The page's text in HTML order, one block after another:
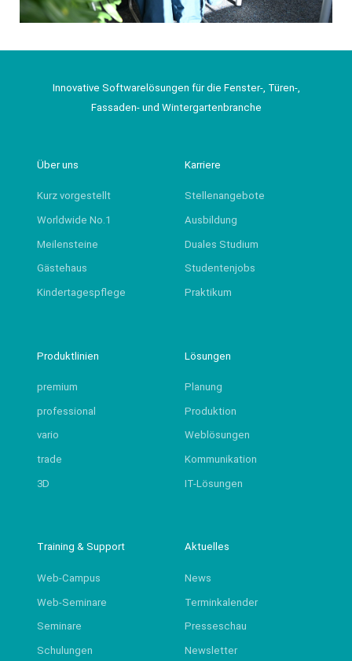
Innovative Softwarelösungen für die Fenster-, Türen-,
Fassaden- und Wintergartenbranche
Über uns
Kurz vorgestellt
Worldwide No.1
Meilensteine
Gästehaus
Kindertagespflege
Karriere
Stellenangebote
Ausbildung
Duales Studium
Studentenjobs
Praktikum
Produktlinien
premium
professional
vario
trade
3D
Lösungen
Planung
Produktion
Weblösungen
Kommunikation
IT-Lösungen
Training & Support
Web-Campus
Web-Seminare
Seminare
Schulungen
Aktuelles
News
Terminkalender
Presseschau
Newsletter